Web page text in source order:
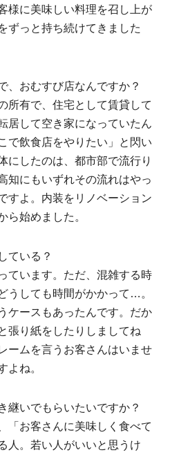
様に美味しい料理を召し上が
ずっと持ち続けてきました
むすび店なんですか？
所有で、住宅として賃貸して
居して空き家になっていたん
で飲食店をやりたい」と閃い
にしたのは、都市部で流行り
知にもいずれその流れはやっ
すよ。内装をリノベーション
ら始めました。
いる？
ています。ただ、混雑する時
うしても時間がかかって…。
ケースもあったんです。だか
張り紙をしたりしましてね
ームを言うお客さんはいませ
よね。
でもらいたいですか？
「お客さんに美味しく食べて
人。若い人がいいと思うけ